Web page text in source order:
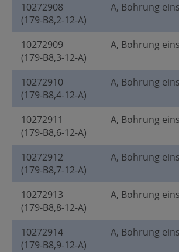
10272908
(179-B8,2-12-A)
A, Bohrung
10272909
(179-B8,3-12-A)
A, Bohrung
10272910
(179-B8,4-12-A)
A, Bohrung
10272911
(179-B8,6-12-A)
A, Bohrung
10272912
(179-B8,7-12-A)
A, Bohrung
10272913
(179-B8,8-12-A)
A, Bohrung
10272914
(179-B8,9-12-A)
A, Bohrung